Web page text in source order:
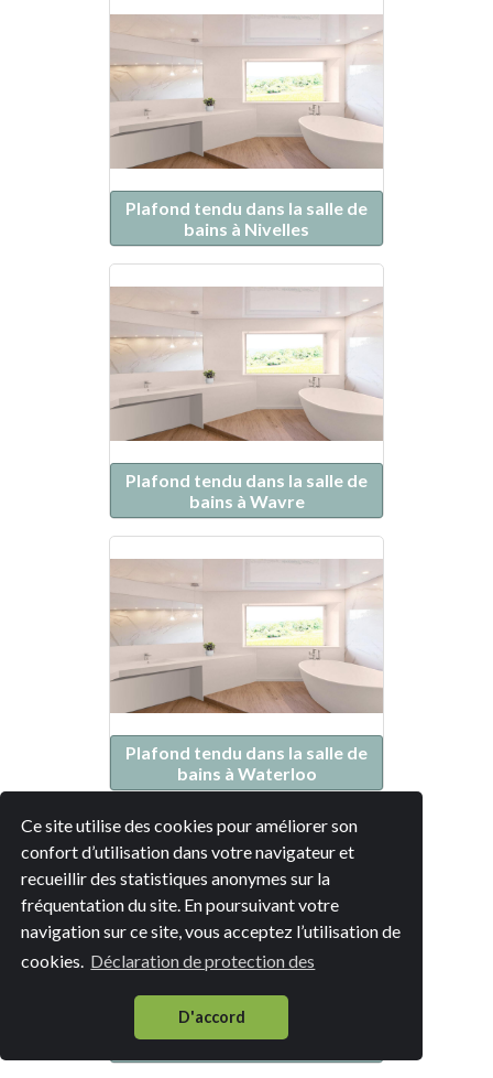
Ce site utilise des cookies pour améliorer son
confort d’utilisation dans votre navigateur et
recueillir des statistiques anonymes sur la
fréquentation du site. En poursuivant votre
navigation sur ce site, vous acceptez l’utilisation de
cookies. Déclaration de protection des
D'accord
Plafond tendu dans la salle de
bains à Nivelles
Plafond tendu dans la salle de
bains à Wavre
Plafond tendu dans la salle de
bains à Waterloo
Plafond tendu dans la salle de
bains à Braine-l'Alleud